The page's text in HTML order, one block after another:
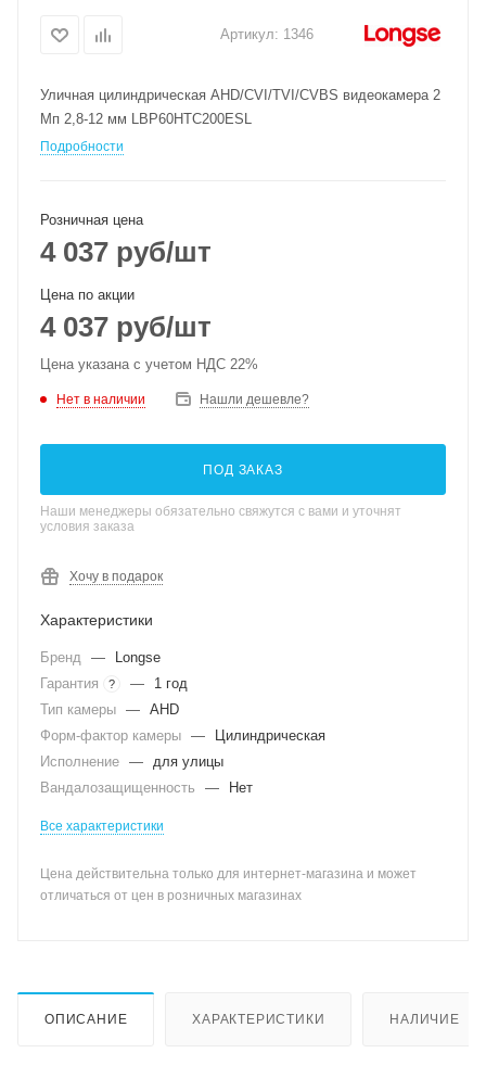
Артикул: 1346
Уличная цилиндрическая AHD/CVI/TVI/CVBS видеокамера 2
Мп 2,8-12 мм LBP60HTC200ESL
Подробности
Розничная цена
4 037 руб/шт
Цена по акции
4 037 руб/шт
Цена указана с учетом НДС 22%
Нет в наличии Нашли дешевле?
ПОД ЗАКАЗ
Наши менеджеры обязательно свяжутся с вами и уточнят
условия заказа
Хочу в подарок
Характеристики
Бренд —
Longse
Гарантия
? —
1 год
Тип камеры — AHD
Форм-фактор камеры —
Цилиндрическая
Исполнение — для улицы
Вандалозащищенность
— Нет
Все характеристики
Цена действительна только для интернет-магазина и может
отличаться от цен в розничных магазинах
ОПИСАНИЕ ХАРАКТЕРИСТИКИ НАЛИЧИЕ